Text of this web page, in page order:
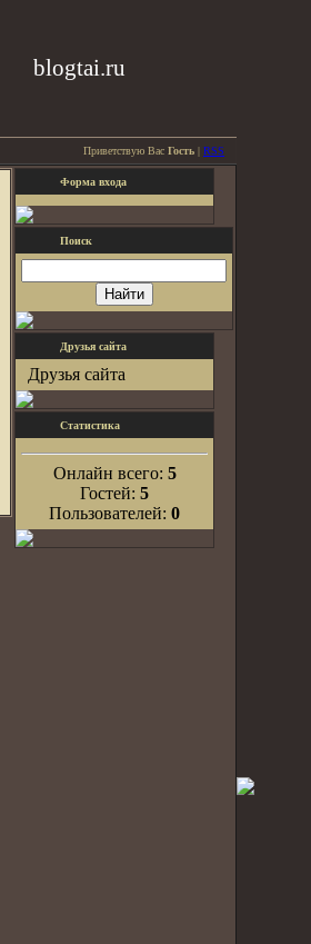
blogtai.ru
Приветствую Вас Гость | RSS
Форма входа
Поиск
Друзья сайта
Друзья сайта
Статистика
Онлайн всего: 5
Гостей: 5
Пользователей: 0